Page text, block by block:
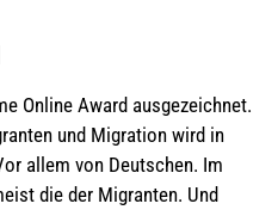
Online Award ausgezeichnet.
und Migration wird in
allem von Deutschen. Im
die der Migranten. Und